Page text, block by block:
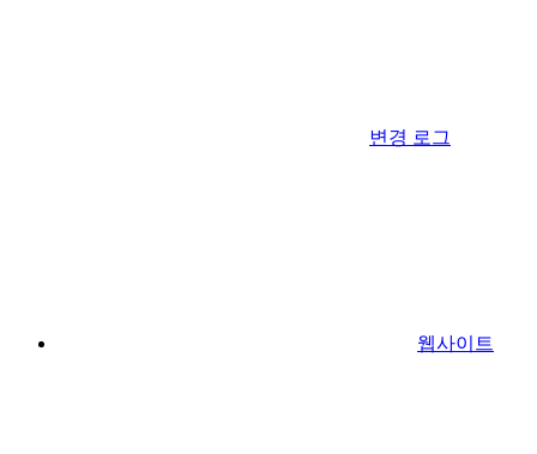
변경 로그
웹사이트